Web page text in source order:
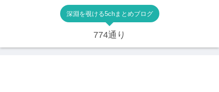
深淵を覗ける5chまとめブログ
774通り